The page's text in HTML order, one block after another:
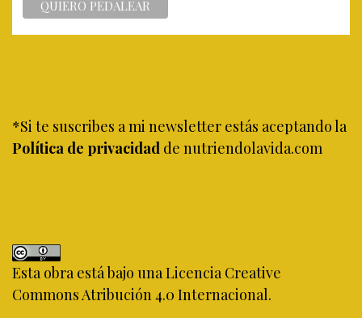
*Si te suscribes a mi newsletter estás aceptando la
Política de privacidad de nutriendolavida.com
Esta obra está bajo unaLicencia Creative
Commons Atribución 4.0 Internacional.